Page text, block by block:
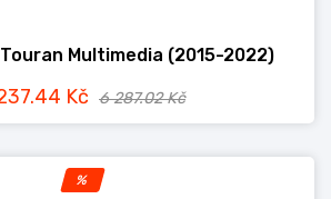
Multimedia (2015-2022)
Kč 6 287.02 Kč
%